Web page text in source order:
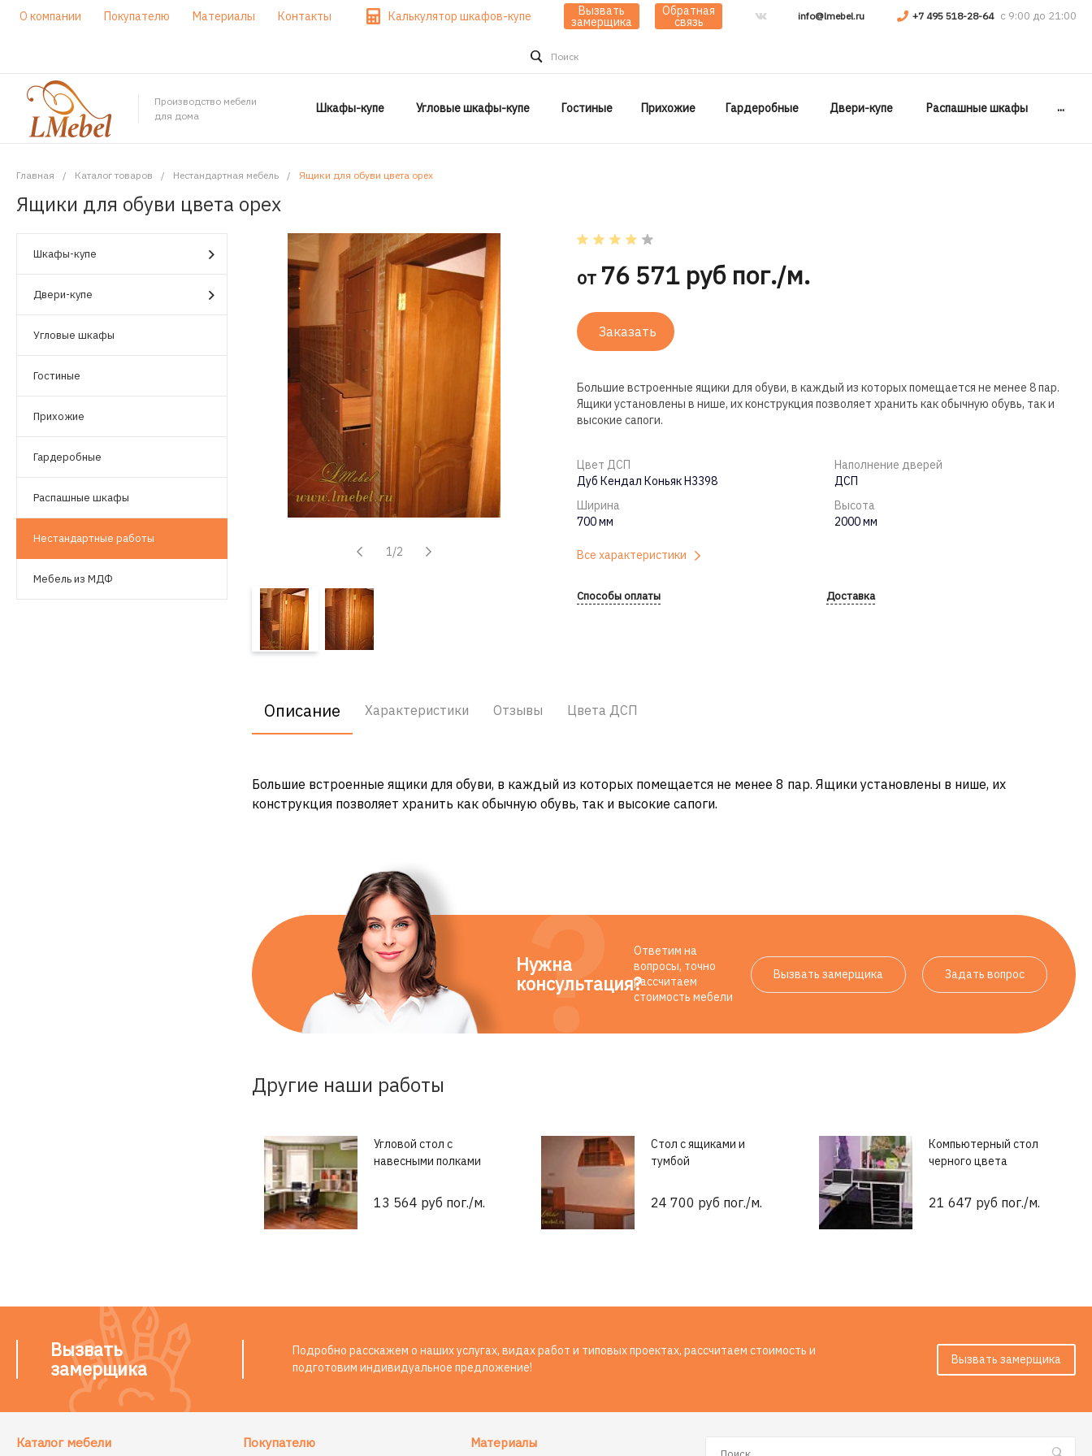
О компании Покупателю Материалы Контакты Калькулятор шкафов-купе Вызвать
замерщика
Обратная
связь info@lmebel.ru +7 495 518-28-64
Поиск
Производство мебели
для дома
Шкафы-купе Угловые шкафы-купе Гостиные Прихожие Гардеробные Двери-купе Распашные шкафы ...
Главная / Каталог товаров / Нестандартная мебель / Ящики для обуви цвета орех
Ящики для обуви цвета орех
Шкафы-купе
Двери-купе
Угловые шкафы
Гостиные
Прихожие
Гардеробные
Распашные шкафы
Нестандартные работы
Мебель из МДФ
1/2
от 76 571 руб пог./м.
Заказать
Большие встроенные ящики для обуви, в каждый из которых помещается не менее 8 пар.
Ящики установлены в нише, их конструкция позволяет хранить как обычную обувь, так и
высокие сапоги.
Цвет ДСП
Дуб Кендал Коньяк H3398
Наполнение дверей
ДСП
Ширина
700 мм
Высота
2000 мм
Все характеристики
Способы оплаты Доставка
Описание Характеристики Отзывы Цвета ДСП
Большие встроенные ящики для обуви, в каждый из которых помещается не менее 8 пар. Ящики установлены в нише, их
конструкция позволяет хранить как обычную обувь, так и высокие сапоги.
Нужна
консультация?
Ответим на
вопросы, точно
рассчитаем
стоимость мебели
Вызвать замерщика Задать вопрос
Другие наши работы
Угловой стол с
навесными полками
13 564 руб пог./м.
Стол с ящиками и
тумбой
24 700 руб пог./м.
Компьютерный стол
черного цвета
21 647 руб пог./м.
Вызвать
замерщика
Подробно расскажем о наших услугах, видах работ и типовых проектах, рассчитаем стоимость и
подготовим индивидуальное предложение!
Вызвать замерщика
Каталог мебели Покупателю Материалы